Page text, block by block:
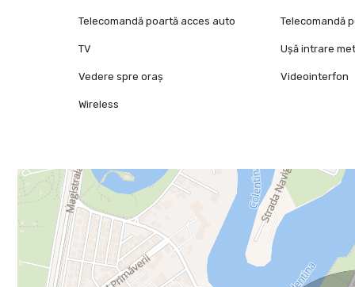
Telecomandă poartă acces auto Telecomandă
TV Ușă intrare
Vedere spre oraș Videointerfon
Wireless